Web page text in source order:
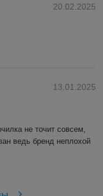
20.02.2025
13.01.2025
не точит совсем,
ведь бренд неплохой